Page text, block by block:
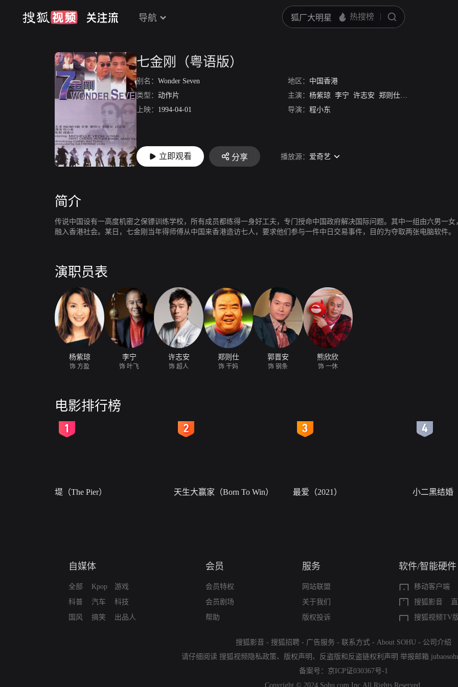
导航
七金刚（粤语版）
别名： Wonder Seven 地区： 中国香港
类型： 动作片 主演： 杨紫琼 李宁 许志安 郑则仕 郭晋安
上映： 1994-04-01 导演： 程小东
立即观看 分享 播放源： 爱奇艺
简介
传说中国设有一高度机密之保镖训练学校，所有成员都练得一身好工夫，专门授命中国政府解决国际问题。其中一组由六男一
融入香港社会。某日，七金刚当年得师傅从中国来香港造访七人，要求他们参与一件中日交易事件，目的为夺取两张电脑软件。
演职员表
杨紫琼
饰 方盈
李宁
饰 叶飞
许志安
饰 超人
郑则仕
饰 干妈
郭晋安
饰 钢条
熊欣欣
饰 一休
电影排行榜
堤（The Pier） 天生大赢家（Born To Win） 最爱（2021） 小二黑结婚
自媒体
全部
科普
国风
Kpop
汽车
搞笑
游戏
科技
出品人
会员
会员特权
会员剧场
帮助
服务
网站联盟
关于我们
版权投诉
软件/智能硬件
移动客户端
搜狐影音
搜狐视频TV
搜狐影音 - 搜狐招聘 - 广告服务 - 联系方式 - About SOHU - 公司介绍
请仔细阅读 搜狐视频隐私政策、 版权声明 、 反盗版和反盗链权利声明 举报邮箱
备案号： 京ICP证030367号-1
Copyright © 2024 Sohu.com Inc.All Rights Reserved.